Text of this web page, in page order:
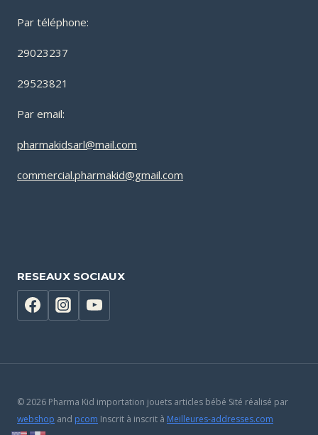
Par téléphone:
29023237
29523821
Par email:
pharmakidsarl@mail.com
commercial.pharmakid@gmail.com
RESEAUX SOCIAUX
© 2026 Pharma Kid importation jouets articles bébé Sité réalisé par
webshop and pcom Inscrit à inscrit à Meilleures-addresses.com